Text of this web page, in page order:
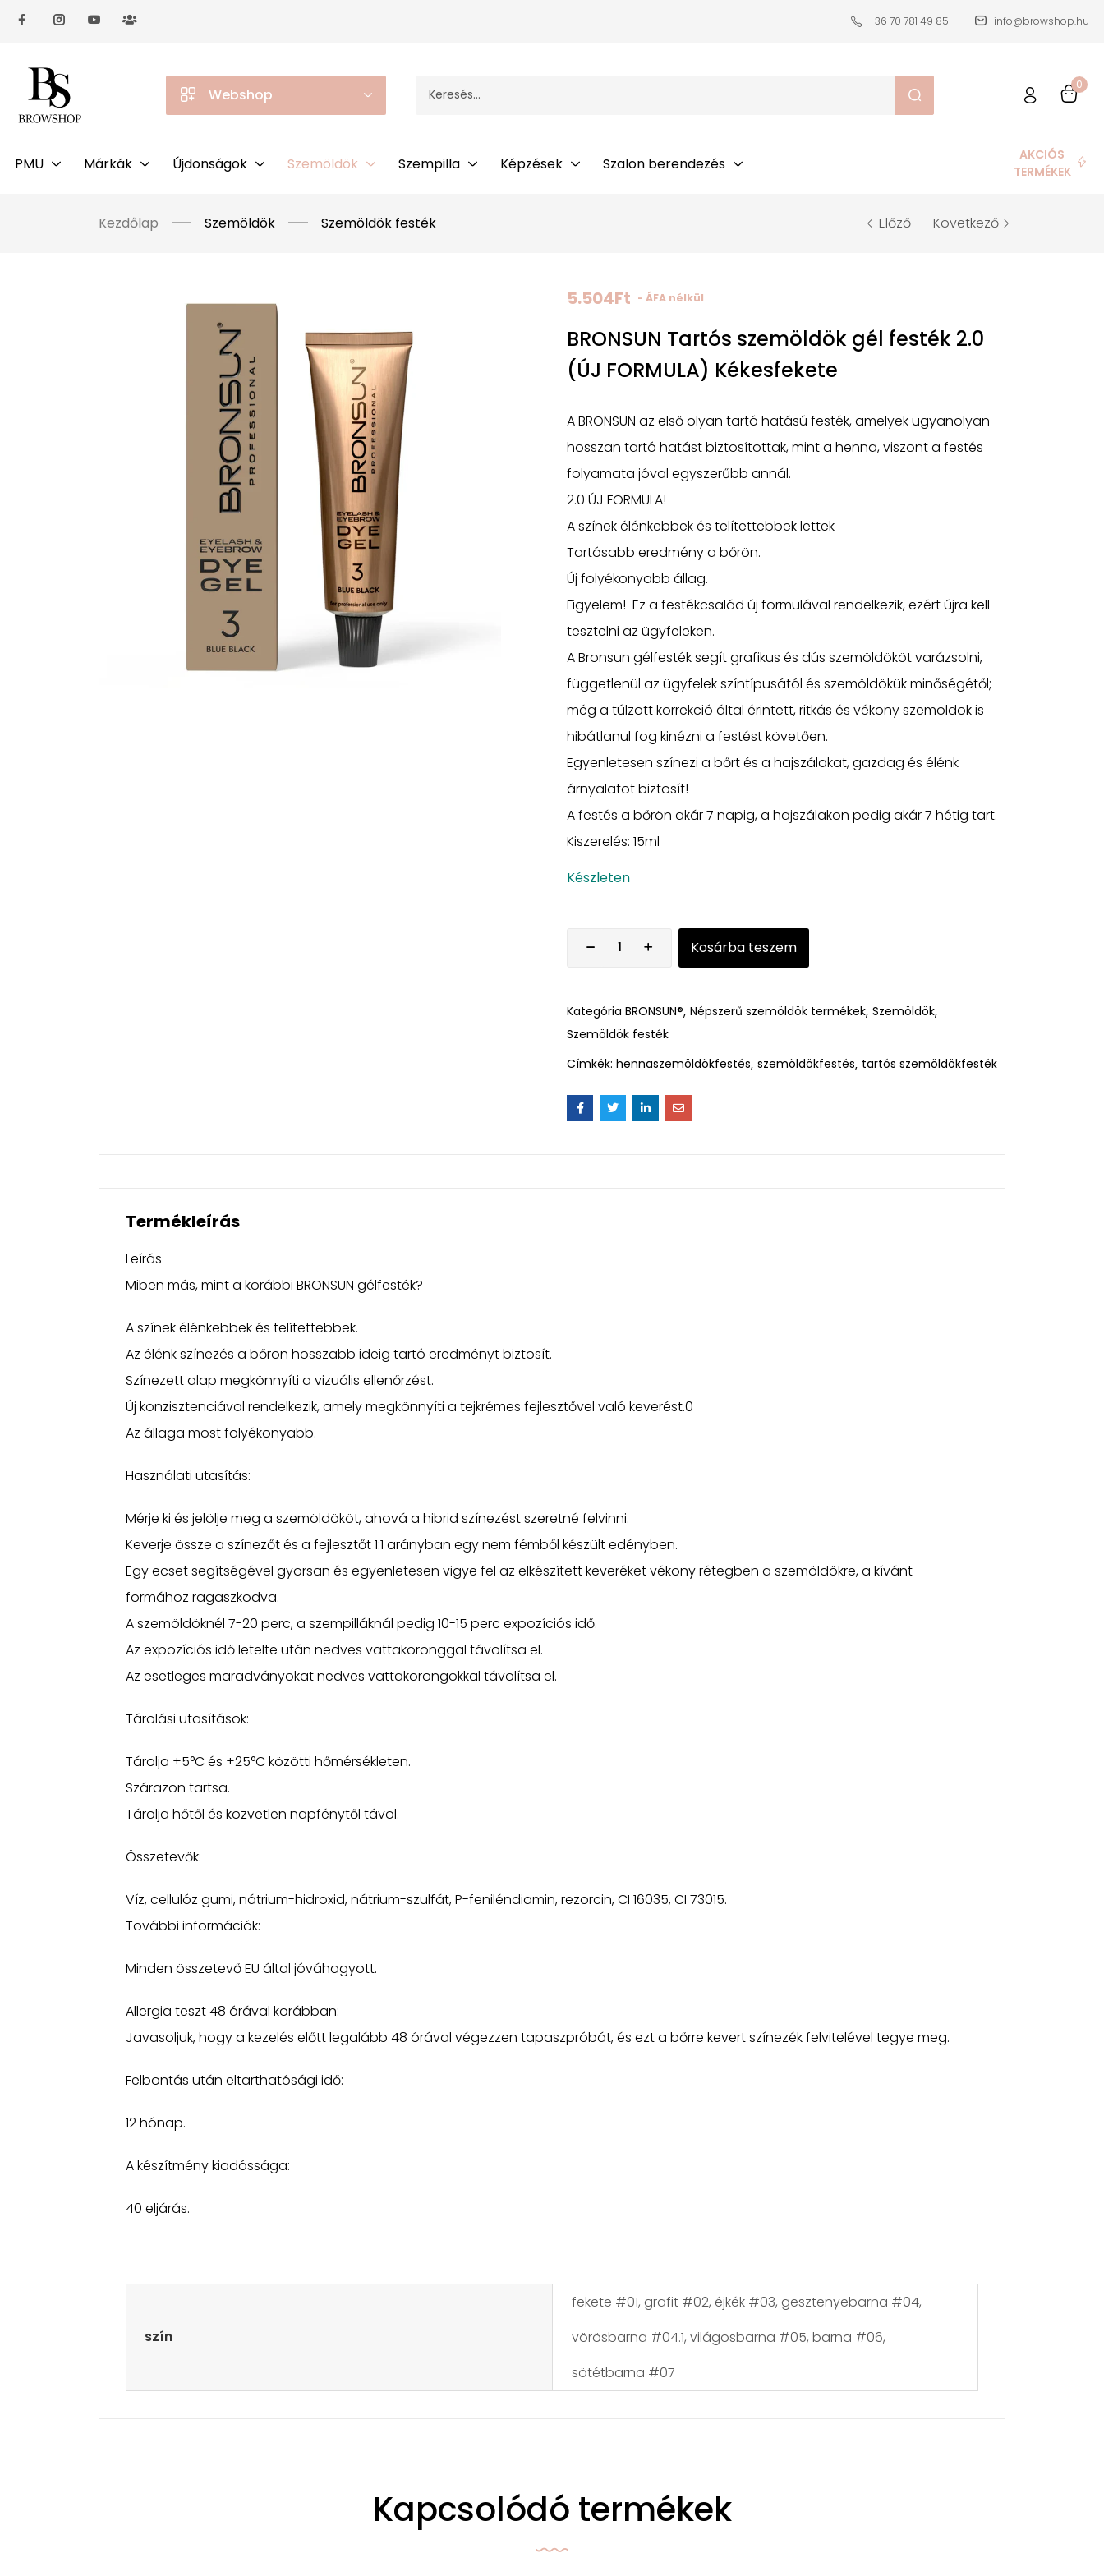
+36 70 781 49 85 info@browshop.hu
Webshop
0
PMU Márkák Újdonságok Szemöldök Szempilla Képzések Szalon berendezés
AKCIÓS
TERMÉKEK
Kezdőlap Szemöldök Szemöldök festék Előző Következő
5.504Ft - ÁFA nélkül
BRONSUN Tartós szemöldök gél festék 2.0
(ÚJ FORMULA) Kékesfekete
A BRONSUN az első olyan tartó hatású festék, amelyek ugyanolyan
hosszan tartó hatást biztosítottak, mint a henna, viszont a festés
folyamata jóval egyszerűbb annál.
2.0 ÚJ FORMULA!
A színek élénkebbek és telítettebbek lettek
Tartósabb eredmény a bőrön.
Új folyékonyabb állag.
Figyelem! Ez a festékcsalád új formulával rendelkezik, ezért újra kell
tesztelni az ügyfeleken.
A Bronsun gélfesték segít grafikus és dús szemöldököt varázsolni,
függetlenül az ügyfelek színtípusától és szemöldökük minőségétől;
még a túlzott korrekció által érintett, ritkás és vékony szemöldök is
hibátlanul fog kinézni a festést követően.
Egyenletesen színezi a bőrt és a hajszálakat, gazdag és élénk
árnyalatot biztosít!
A festés a bőrön akár 7 napig, a hajszálakon pedig akár 7 hétig tart.
Kiszerelés: 15ml
Készleten
Kosárba teszem
Kategória BRONSUN® Népszerű szemöldök termékek Szemöldök
Szemöldök festék
Címkék: hennaszemöldökfestés szemöldökfestés tartós szemöldökfesték
Termékleírás
Leírás
Miben más, mint a korábbi BRONSUN gélfesték?
A színek élénkebbek és telítettebbek.
Az élénk színezés a bőrön hosszabb ideig tartó eredményt biztosít.
Színezett alap megkönnyíti a vizuális ellenőrzést.
Új konzisztenciával rendelkezik, amely megkönnyíti a tejkrémes fejlesztővel való keverést.0
Az állaga most folyékonyabb.
Használati utasítás:
Mérje ki és jelölje meg a szemöldököt, ahová a hibrid színezést szeretné felvinni.
Keverje össze a színezőt és a fejlesztőt 1:1 arányban egy nem fémből készült edényben.
Egy ecset segítségével gyorsan és egyenletesen vigye fel az elkészített keveréket vékony rétegben a szemöldökre, a kívánt
formához ragaszkodva.
A szemöldöknél 7-20 perc, a szempilláknál pedig 10-15 perc expozíciós idő.
Az expozíciós idő letelte után nedves vattakoronggal távolítsa el.
Az esetleges maradványokat nedves vattakorongokkal távolítsa el.
Tárolási utasítások:
Tárolja +5°C és +25°C közötti hőmérsékleten.
Szárazon tartsa.
Tárolja hőtől és közvetlen napfénytől távol.
Összetevők:
Víz, cellulóz gumi, nátrium-hidroxid, nátrium-szulfát, P-feniléndiamin, rezorcin, CI 16035, CI 73015.
További információk:
Minden összetevő EU által jóváhagyott.
Allergia teszt 48 órával korábban:
Javasoljuk, hogy a kezelés előtt legalább 48 órával végezzen tapaszpróbát, és ezt a bőrre kevert színezék felvitelével tegye meg.
Felbontás után eltarthatósági idő:
12 hónap.
A készítmény kiadóssága:
40 eljárás.
szín
fekete #01, grafit #02, éjkék #03, gesztenyebarna #04,
vörösbarna #04.1, világosbarna #05, barna #06,
sötétbarna #07
Kapcsolódó termékek